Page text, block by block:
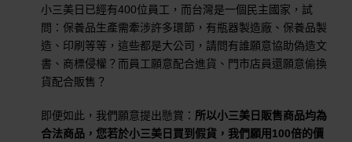
小三美日已經有400位員工，而台灣是一個民主國家，試
問：保養品生產需牽涉許多環節，有瓶器製造廠、保養品製
造、印刷等等，這些都是大公司，請問有誰願意協助偽造文
書、商標侵權？而員工願意配合進貨、門市店員還願意偷換
貨配合販售？
即便如此，我們願意提出懸賞： 所以小三美日販售商品均為
合法商品，您若於小三美日買到假貨，我們願用100倍的價